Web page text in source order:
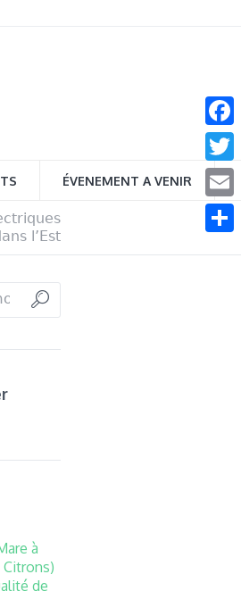
ÉVENEMENT A VENIR
l’Est
à
Citrons)
de
Email